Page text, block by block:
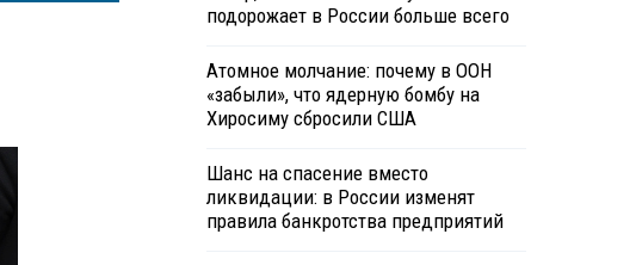
подорожает в России больше всего
Атомное молчание: почему в ООН
«забыли», что ядерную бомбу на
Хиросиму сбросили США
Шанс на спасение вместо
ликвидации: в России изменят
правила банкротства предприятий